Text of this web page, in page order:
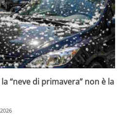
“neve di primavera” non è la